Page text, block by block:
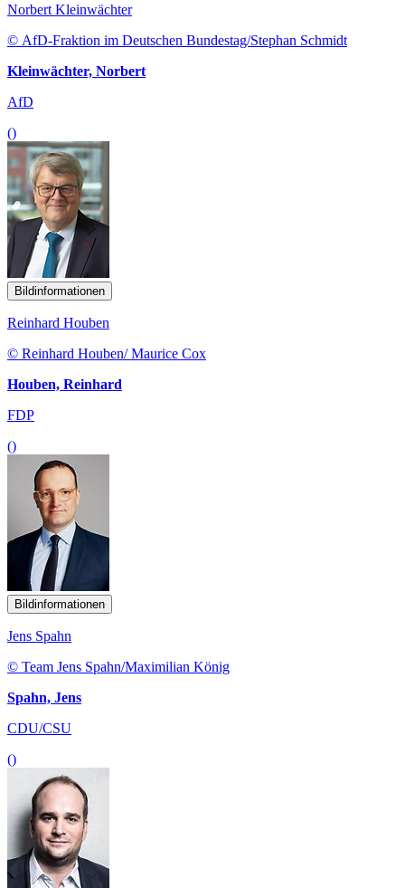
Norbert Kleinwächter
© AfD-Fraktion im Deutschen Bundestag/Stephan Schmidt
Kleinwächter, Norbert
AfD
()
Bildinformationen
Reinhard Houben
© Reinhard Houben/ Maurice Cox
Houben, Reinhard
FDP
()
Bildinformationen
Jens Spahn
© Team Jens Spahn/Maximilian König
Spahn, Jens
CDU/CSU
()